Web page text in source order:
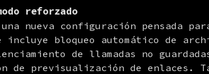
reforzado
nueva configuración pensada
incluye bloqueo automático de
de llamadas no
de previsualización de enlaces.